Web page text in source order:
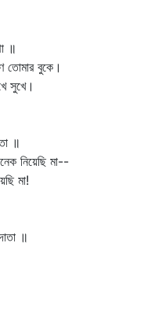
॥
বুকে।
॥
মা--
মা!
॥